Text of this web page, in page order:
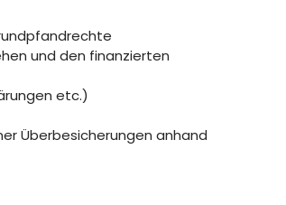
und den finanzierten
etc.)
Überbesicherungen anhand